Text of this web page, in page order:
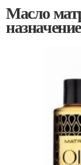
Масло
назначение